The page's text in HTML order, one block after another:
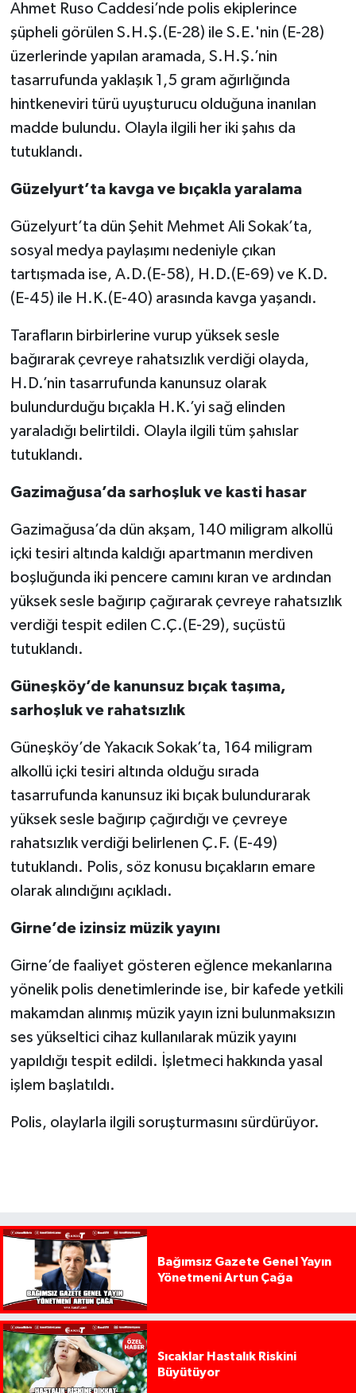
Ahmet Ruso Caddesi’nde polis ekiplerince
şüpheli görülen S.H.Ş.(E-28) ile S.E.'nin (E-28)
üzerlerinde yapılan aramada, S.H.Ş.’nin
tasarrufunda yaklaşık 1,5 gram ağırlığında
hintkeneviri türü uyuşturucu olduğuna inanılan
madde bulundu. Olayla ilgili her iki şahıs da
tutuklandı.
Güzelyurt’ta kavga ve bıçakla yaralama
Güzelyurt’ta dün Şehit Mehmet Ali Sokak’ta,
sosyal medya paylaşımı nedeniyle çıkan
tartışmada ise, A.D.(E-58), H.D.(E-69) ve K.D.
(E-45) ile H.K.(E-40) arasında kavga yaşandı.
Tarafların birbirlerine vurup yüksek sesle
bağırarak çevreye rahatsızlık verdiği olayda,
H.D.’nin tasarrufunda kanunsuz olarak
bulundurduğu bıçakla H.K.’yi sağ elinden
yaraladığı belirtildi. Olayla ilgili tüm şahıslar
tutuklandı.
Gazimağusa’da sarhoşluk ve kasti hasar
Gazimağusa’da dün akşam, 140 miligram alkollü
içki tesiri altında kaldığı apartmanın merdiven
boşluğunda iki pencere camını kıran ve ardından
yüksek sesle bağırıp çağırarak çevreye rahatsızlık
verdiği tespit edilen C.Ç.(E-29), suçüstü
tutuklandı.
Güneşköy’de kanunsuz bıçak taşıma,
sarhoşluk ve rahatsızlık
Güneşköy’de Yakacık Sokak’ta, 164 miligram
alkollü içki tesiri altında olduğu sırada
tasarrufunda kanunsuz iki bıçak bulundurarak
yüksek sesle bağırıp çağırdığı ve çevreye
rahatsızlık verdiği belirlenen Ç.F. (E-49)
tutuklandı. Polis, söz konusu bıçakların emare
olarak alındığını açıkladı.
Girne’de izinsiz müzik yayını
Girne’de faaliyet gösteren eğlence mekanlarına
yönelik polis denetimlerinde ise, bir kafede yetkili
makamdan alınmış müzik yayın izni bulunmaksızın
ses yükseltici cihaz kullanılarak müzik yayını
yapıldığı tespit edildi. İşletmeci hakkında yasal
işlem başlatıldı.
Polis, olaylarla ilgili soruşturmasını sürdürüyor.
Bağımsız Gazete Genel Yayın
Yönetmeni Artun Çağa
Sıcaklar Hastalık Riskini
Büyütüyor